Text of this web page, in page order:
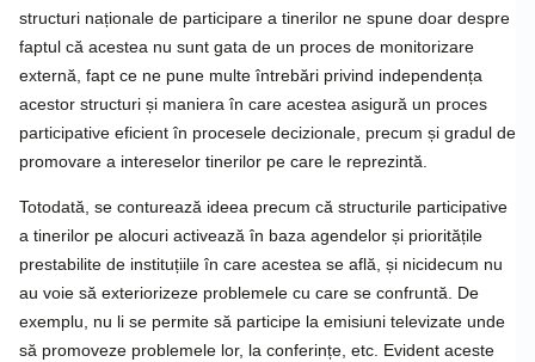
structuri naționale de participare a tinerilor ne spune doar despre
faptul că acestea nu sunt gata de un proces de monitorizare
externă, fapt ce ne pune multe întrebări privind independența
acestor structuri și maniera în care acestea asigură un proces
participative eficient în procesele decizionale, precum și gradul de
promovare a intereselor tinerilor pe care le reprezintă.
Totodată, se conturează ideea precum că structurile participative
a tinerilor pe alocuri activează în baza agendelor și prioritățile
prestabilite de instituțiile în care acestea se află, și nicidecum nu
au voie să exteriorizeze problemele cu care se confruntă. De
exemplu, nu li se permite să participe la emisiuni televizate unde
să promoveze problemele lor, la conferințe, etc. Evident aceste